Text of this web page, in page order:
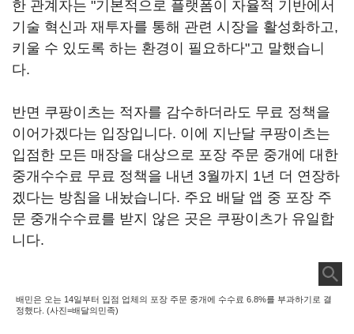
한 관계자는 "기본적으로 플랫폼이 자율적 기반에서
기술 혁신과 재투자를 통해 관련 시장을 활성화하고,
키울 수 있도록 하는 환경이 필요하다"고 말했습니
다.
반면 쿠팡이츠는 적자를 감수하더라도 무료 정책을
이어가겠다는 입장입니다. 이에 지난달 쿠팡이츠는
입점한 모든 매장을 대상으로 포장 주문 중개에 대한
중개수수료 무료 정책을 내년 3월까지 1년 더 연장하
겠다는 방침을 내놨습니다. 주요 배달 앱 중 포장 주
문 중개수수료를 받지 않은 곳은 쿠팡이츠가 유일합
니다.
배민은 오는 14일부터 입점 업체의 포장 주문 중개에 수수료 6.8%를 부과하기로 결
정했다. (사진=배달의민족)